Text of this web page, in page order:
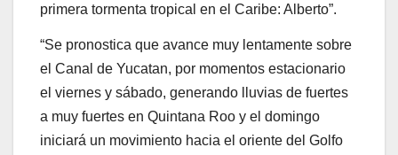
primera tormenta tropical en el Caribe: Alberto”.
“Se pronostica que avance muy lentamente sobre
el Canal de Yucatan, por momentos estacionario
el viernes y sábado, generando lluvias de fuertes
a muy fuertes en Quintana Roo y el domingo
iniciará un movimiento hacia el oriente del Golfo